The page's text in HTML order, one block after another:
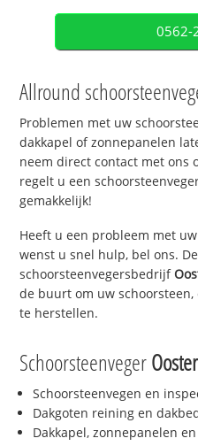
0562-
Allround
Problemen met uw
dakkapel of zonnepanelen
neem direct contact met ons
regelt u een
gemakkelijk!
Heeft u een probleem met
wenst u snel hulp, bel ons.
schoorsteenvegersbedrijf
de buurt om uw
te herstellen.
Schoorsteenveger
Schoorsteenvegen en
Dakgoten reining en
Dakkapel, zonnepanelen